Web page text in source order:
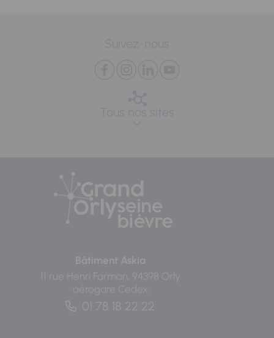
Bâtiment Askia
11 rue Henri Farman, 94398 Orly
aérogare Cedex
01 78 18 22 22